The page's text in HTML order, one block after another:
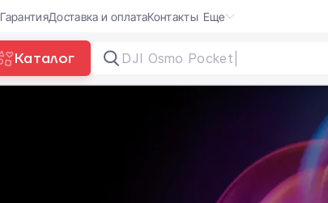
ГарантияДоставка и оплатаКонтакты Еще
Каталог DJI Osm